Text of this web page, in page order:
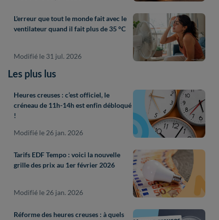
L'erreur que tout le monde fait avec le
ventilateur quand il fait plus de 35 °C
Modifié le 31 jul. 2026
Les plus lus
Heures creuses : c’est officiel, le
créneau de 11h-14h est enfin débloqué
!
Modifié le 26 jan. 2026
Tarifs EDF Tempo : voici la nouvelle
grille des prix au 1er février 2026
Modifié le 26 jan. 2026
Réforme des heures creuses : à quels